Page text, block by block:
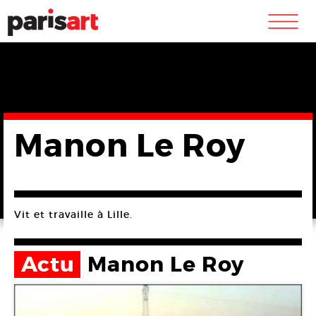
m
Manon Le Roy
Vit et travaille à Lille.
Actu Manon Le Roy